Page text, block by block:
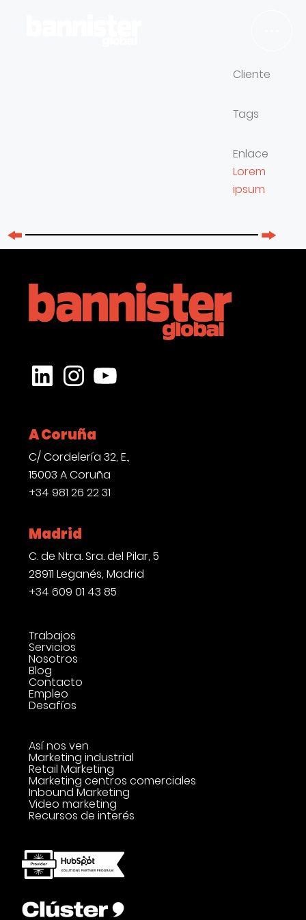
TRABAJOS
SERVICIOS
NOSOTROS
BLOG
CONTACTO
Cliente
Tags
Enlace
Lorem
ipsum
LinkedIn Instagram YouTube
A Coruña
C/ Cordelería 32, E.,
15003 A Coruña
+34 981 26 22 31
Madrid
C. de Ntra. Sra. del Pilar, 5
28911 Leganés, Madrid
+34 609 01 43 85
Trabajos
Servicios
Nosotros
Blog
Contacto
Empleo
Desafíos
Así nos ven
Marketing industrial
Retail Marketing
Marketing centros comerciales
Inbound Marketing
Video marketing
Recursos de interés